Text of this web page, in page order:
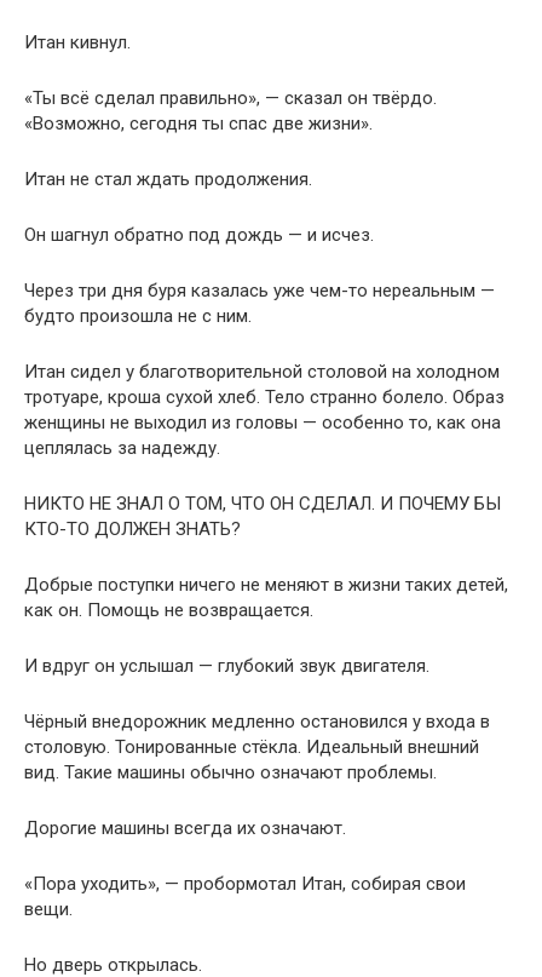
Итан кивнул.
«Ты всё сделал правильно», — сказал он твёрдо.
«Возможно, сегодня ты спас две жизни».
Итан не стал ждать продолжения.
Он шагнул обратно под дождь — и исчез.
Через три дня буря казалась уже чем-то нереальным —
будто произошла не с ним.
Итан сидел у благотворительной столовой на холодном
тротуаре, кроша сухой хлеб. Тело странно болело. Образ
женщины не выходил из головы — особенно то, как она
цеплялась за надежду.
НИКТО НЕ ЗНАЛ О ТОМ, ЧТО ОН СДЕЛАЛ. И ПОЧЕМУ БЫ
КТО-ТО ДОЛЖЕН ЗНАТЬ?
Добрые поступки ничего не меняют в жизни таких детей,
как он. Помощь не возвращается.
И вдруг он услышал — глубокий звук двигателя.
Чёрный внедорожник медленно остановился у входа в
столовую. Тонированные стёкла. Идеальный внешний
вид. Такие машины обычно означают проблемы.
Дорогие машины всегда их означают.
«Пора уходить», — пробормотал Итан, собирая свои
вещи.
Но дверь открылась.